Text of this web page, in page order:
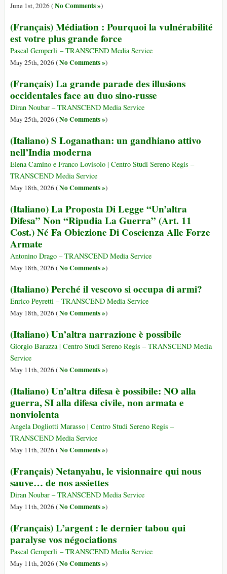
June 1st, 2026 (No Comments »)
(Français) Médiation : Pourquoi la vulnérabilité
est votre plus grande force
Pascal Gemperli – TRANSCEND Media Service
May 25th, 2026 (No Comments »)
(Français) La grande parade des illusions
occidentales face au duo sino-russe
Diran Noubar – TRANSCEND Media Service
May 25th, 2026 (No Comments »)
(Italiano) S Loganathan: un gandhiano attivo
nell’India moderna
Elena Camino e Franco Lovisolo | Centro Studi Sereno Regis –
TRANSCEND Media Service
May 18th, 2026 (No Comments »)
(Italiano) La Proposta Di Legge “Un’altra
Difesa” Non “Ripudia La Guerra” (Art. 11
Cost.) Né Fa Obiezione Di Coscienza Alle Forze
Armate
Antonino Drago – TRANSCEND Media Service
May 18th, 2026 (No Comments »)
(Italiano) Perché il vescovo si occupa di armi?
Enrico Peyretti – TRANSCEND Media Service
May 18th, 2026 (No Comments »)
(Italiano) Un’altra narrazione è possibile
Giorgio Barazza | Centro Studi Sereno Regis – TRANSCEND Media
Service
May 11th, 2026 (No Comments »)
(Italiano) Un’altra difesa è possibile: NO alla
guerra, SI alla difesa civile, non armata e
nonviolenta
Angela Dogliotti Marasso | Centro Studi Sereno Regis –
TRANSCEND Media Service
May 11th, 2026 (No Comments »)
(Français) Netanyahu, le visionnaire qui nous
sauve… de nos assiettes
Diran Noubar – TRANSCEND Media Service
May 11th, 2026 (No Comments »)
(Français) L’argent : le dernier tabou qui
paralyse vos négociations
Pascal Gemperli – TRANSCEND Media Service
May 11th, 2026 (No Comments »)